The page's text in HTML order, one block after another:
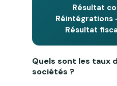
Résultat
Réintégrations
Résultat
Quels sont les taux
sociétés ?